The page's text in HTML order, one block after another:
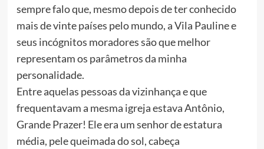
sempre falo que, mesmo depois de ter conhecido
mais de vinte países pelo mundo, a Vila Pauline e
seus incógnitos moradores são que melhor
representam os parâmetros da minha
personalidade.
Entre aquelas pessoas da vizinhança e que
frequentavam a mesma igreja estava Antônio,
Grande Prazer! Ele era um senhor de estatura
média, pele queimada do sol, cabeça